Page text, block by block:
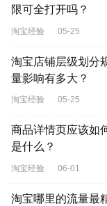
限可全打开吗？
淘宝经验 05-25
淘宝店铺层级划分
量影响有多大？
淘宝经验 05-25
商品详情页应该如
是什么？
淘宝经验 06-01
淘宝哪里的流量最